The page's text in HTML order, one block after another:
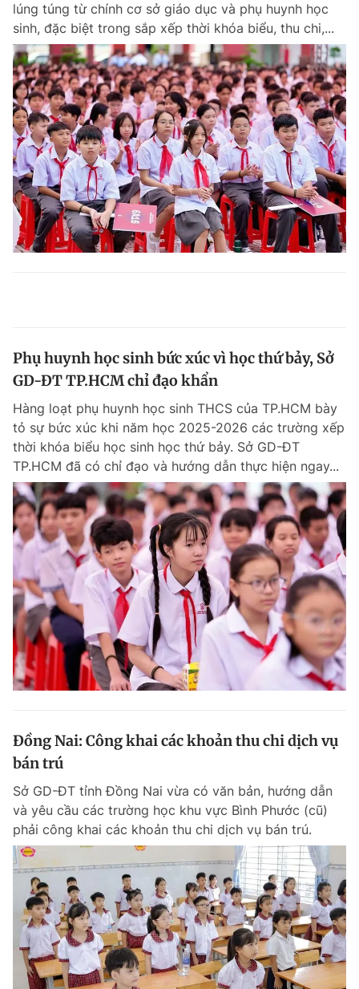
lúng túng từ chính cơ sở giáo dục và phụ huynh học
sinh, đặc biệt trong sắp xếp thời khóa biểu, thu chi,...
Phụ huynh học sinh bức xúc vì học thứ bảy, Sở
GD-ĐT TP.HCM chỉ đạo khẩn
Hàng loạt phụ huynh học sinh THCS của TP.HCM bày
tỏ sự bức xúc khi năm học 2025-2026 các trường xếp
thời khóa biểu học sinh học thứ bảy. Sở GD-ĐT
TP.HCM đã có chỉ đạo và hướng dẫn thực hiện ngay...
Đồng Nai: Công khai các khoản thu chi dịch vụ
bán trú
Sở GD-ĐT tỉnh Đồng Nai vừa có văn bản, hướng dẫn
và yêu cầu các trường học khu vực Bình Phước (cũ)
phải công khai các khoản thu chi dịch vụ bán trú.